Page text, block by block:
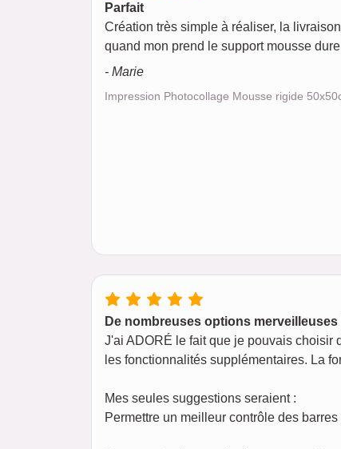
Parfait
Création très simple à réaliser, la
quand mon prend le support mousse
- Marie
Impression Photocollage Mousse rigide
De nombreuses options merveilleuses
J'ai ADORÉ le fait que je pouvais choisir
les fonctionnalités supplémentaires. La
Mes seules suggestions seraient :
Permettre un meilleur contrôle des